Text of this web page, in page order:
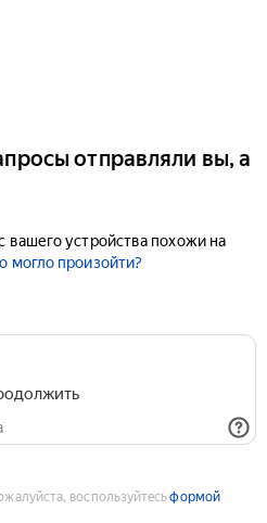
отправляли вы, а
вашего устройства похожи на
могло произойти?
воспользуйтесьформой